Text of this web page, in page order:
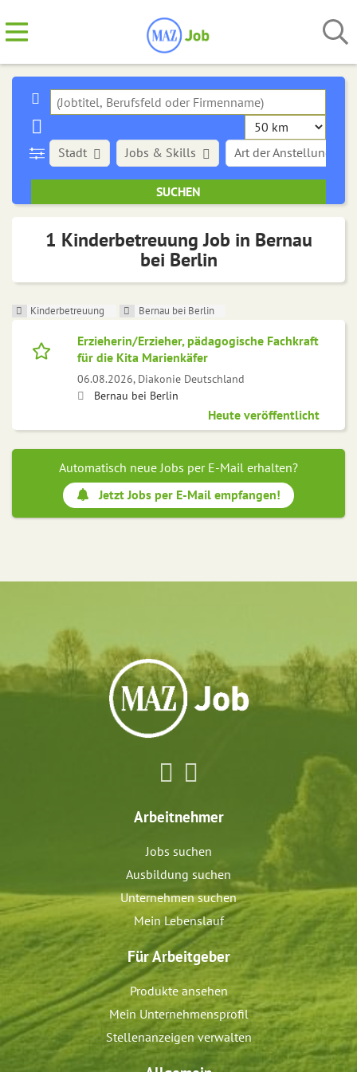
Stadt Art der Anstellung
Jobs & Skills
1 Kinderbetreuung Job in Bernau
bei Berlin
Kinderbetreuung Bernau bei Berlin
Erzieherin/Erzieher, pädagogische Fachkraft
für die Kita Marienkäfer
06.08.2026, Diakonie Deutschland
Bernau bei Berlin
Heute veröffentlicht
Automatisch neue Jobs per E-Mail erhalten?
Jetzt Jobs per E-Mail empfangen!
Arbeitnehmer
Jobs suchen
Ausbildung suchen
Unternehmen suchen
Mein Lebenslauf
Für Arbeitgeber
Produkte ansehen
Mein Unternehmensprofil
Stellenanzeigen verwalten